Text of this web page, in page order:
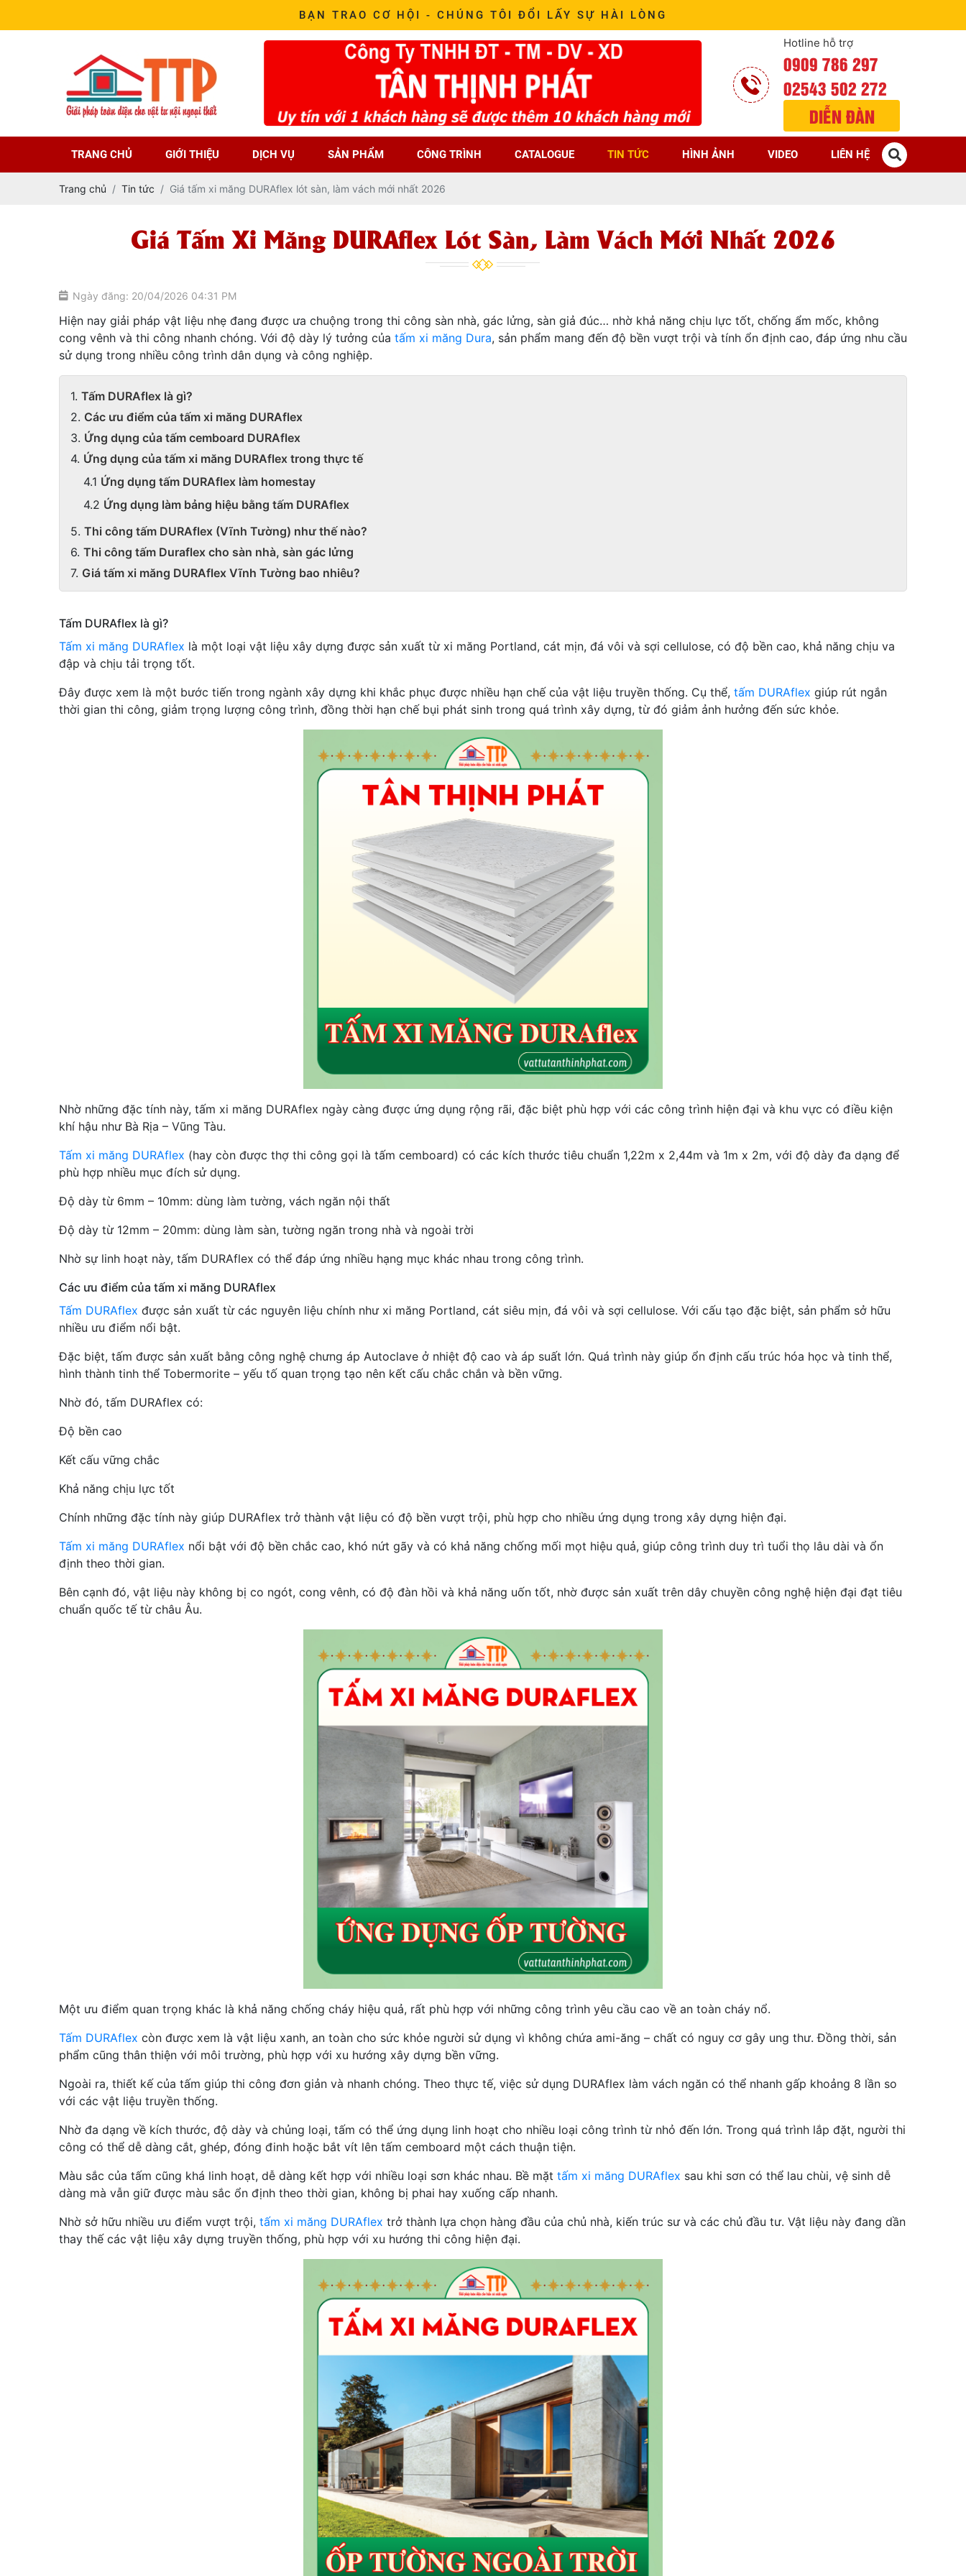
BẠN TRAO CƠ HỘI - CHÚNG TÔI ĐỔI LẤY SỰ HÀI LÒNG
Hotline hỗ trợ
0909 786 297
02543 502 272
DIỄN ĐÀN
TRANG CHỦ GIỚI THIỆU DỊCH VỤ SẢN PHẨM CÔNG TRÌNH CATALOGUE TIN TỨC HÌNH ẢNH VIDEO LIÊN HỆ
Trang chủ Tin tức Giá tấm xi măng DURAflex lót sàn, làm vách mới nhất 2026
Giá Tấm Xi Măng DURAflex Lót Sàn, Làm Vách Mới Nhất 2026
Ngày đăng: 20/04/2026 04:31 PM
Hiện nay giải pháp vật liệu nhẹ đang được ưa chuộng trong thi công sàn nhà, gác lửng, sàn giả đúc… nhờ khả năng chịu lực tốt, chống ẩm mốc, không
cong vênh và thi công nhanh chóng. Với độ dày lý tưởng của tấm xi măng Dura, sản phẩm mang đến độ bền vượt trội và tính ổn định cao, đáp ứng nhu cầu
sử dụng trong nhiều công trình dân dụng và công nghiệp.
Tấm DURAflex là gì?
Các ưu điểm của tấm xi măng DURAflex
Ứng dụng của tấm cemboard DURAflex
Ứng dụng của tấm xi măng DURAflex trong thực tế
Ứng dụng tấm DURAflex làm homestay
Ứng dụng làm bảng hiệu bằng tấm DURAflex
Thi công tấm DURAflex (Vĩnh Tường) như thế nào?
Thi công tấm Duraflex cho sàn nhà, sàn gác lửng
Giá tấm xi măng DURAflex Vĩnh Tường bao nhiêu?
Tấm DURAflex là gì?
Tấm xi măng DURAflex là một loại vật liệu xây dựng được sản xuất từ xi măng Portland, cát mịn, đá vôi và sợi cellulose, có độ bền cao, khả năng chịu va
đập và chịu tải trọng tốt.
Đây được xem là một bước tiến trong ngành xây dựng khi khắc phục được nhiều hạn chế của vật liệu truyền thống. Cụ thể, tấm DURAflex giúp rút ngắn
thời gian thi công, giảm trọng lượng công trình, đồng thời hạn chế bụi phát sinh trong quá trình xây dựng, từ đó giảm ảnh hưởng đến sức khỏe.
Nhờ những đặc tính này, tấm xi măng DURAflex ngày càng được ứng dụng rộng rãi, đặc biệt phù hợp với các công trình hiện đại và khu vực có điều kiện
khí hậu như Bà Rịa – Vũng Tàu.
Tấm xi măng DURAflex (hay còn được thợ thi công gọi là tấm cemboard) có các kích thước tiêu chuẩn 1,22m x 2,44m và 1m x 2m, với độ dày đa dạng để
phù hợp nhiều mục đích sử dụng.
Độ dày từ 6mm – 10mm: dùng làm tường, vách ngăn nội thất
Độ dày từ 12mm – 20mm: dùng làm sàn, tường ngăn trong nhà và ngoài trời
Nhờ sự linh hoạt này, tấm DURAflex có thể đáp ứng nhiều hạng mục khác nhau trong công trình.
Các ưu điểm của tấm xi măng DURAflex
Tấm DURAflex được sản xuất từ các nguyên liệu chính như xi măng Portland, cát siêu mịn, đá vôi và sợi cellulose. Với cấu tạo đặc biệt, sản phẩm sở hữu
nhiều ưu điểm nổi bật.
Đặc biệt, tấm được sản xuất bằng công nghệ chưng áp Autoclave ở nhiệt độ cao và áp suất lớn. Quá trình này giúp ổn định cấu trúc hóa học và tinh thể,
hình thành tinh thể Tobermorite – yếu tố quan trọng tạo nên kết cấu chắc chắn và bền vững.
Nhờ đó, tấm DURAflex có:
Độ bền cao
Kết cấu vững chắc
Khả năng chịu lực tốt
Chính những đặc tính này giúp DURAflex trở thành vật liệu có độ bền vượt trội, phù hợp cho nhiều ứng dụng trong xây dựng hiện đại.
Tấm xi măng DURAflex nổi bật với độ bền chắc cao, khó nứt gãy và có khả năng chống mối mọt hiệu quả, giúp công trình duy trì tuổi thọ lâu dài và ổn
định theo thời gian.
Bên cạnh đó, vật liệu này không bị co ngót, cong vênh, có độ đàn hồi và khả năng uốn tốt, nhờ được sản xuất trên dây chuyền công nghệ hiện đại đạt tiêu
chuẩn quốc tế từ châu Âu.
Một ưu điểm quan trọng khác là khả năng chống cháy hiệu quả, rất phù hợp với những công trình yêu cầu cao về an toàn cháy nổ.
Tấm DURAflex còn được xem là vật liệu xanh, an toàn cho sức khỏe người sử dụng vì không chứa ami-ăng – chất có nguy cơ gây ung thư. Đồng thời, sản
phẩm cũng thân thiện với môi trường, phù hợp với xu hướng xây dựng bền vững.
Ngoài ra, thiết kế của tấm giúp thi công đơn giản và nhanh chóng. Theo thực tế, việc sử dụng DURAflex làm vách ngăn có thể nhanh gấp khoảng 8 lần so
với các vật liệu truyền thống.
Nhờ đa dạng về kích thước, độ dày và chủng loại, tấm có thể ứng dụng linh hoạt cho nhiều loại công trình từ nhỏ đến lớn. Trong quá trình lắp đặt, người thi
công có thể dễ dàng cắt, ghép, đóng đinh hoặc bắt vít lên tấm cemboard một cách thuận tiện.
Màu sắc của tấm cũng khá linh hoạt, dễ dàng kết hợp với nhiều loại sơn khác nhau. Bề mặt tấm xi măng DURAflex sau khi sơn có thể lau chùi, vệ sinh dễ
dàng mà vẫn giữ được màu sắc ổn định theo thời gian, không bị phai hay xuống cấp nhanh.
Nhờ sở hữu nhiều ưu điểm vượt trội, tấm xi măng DURAflex trở thành lựa chọn hàng đầu của chủ nhà, kiến trúc sư và các chủ đầu tư. Vật liệu này đang dần
thay thế các vật liệu xây dựng truyền thống, phù hợp với xu hướng thi công hiện đại.